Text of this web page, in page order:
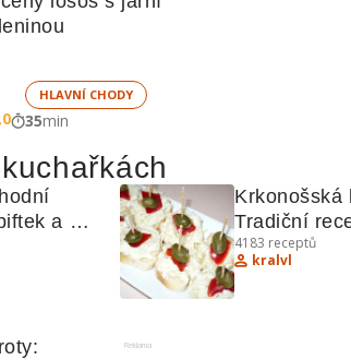
HLAVNÍ CHODY
35min
a
Krkonošská
Tradiční
kuchyně
4183 receptů
kralvl
Reklama